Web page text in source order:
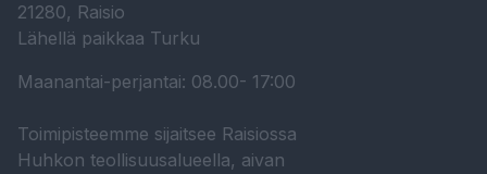
21280, Raisio
Lähellä paikkaa Turku
Maanantai-perjantai: 08.00- 17:00
Toimipisteemme sijaitsee Raisiossa
Huhkon teollisuusalueella, aivan